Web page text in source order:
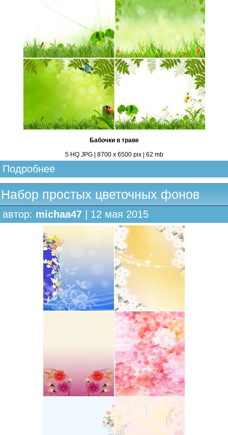
Бабочки в траве
5 HQ JPG | 8700 х 6500 pix | 62 mb
Подробнее
Набор простых цветочных фонов
автор: michaa47 | 12 мая 2015